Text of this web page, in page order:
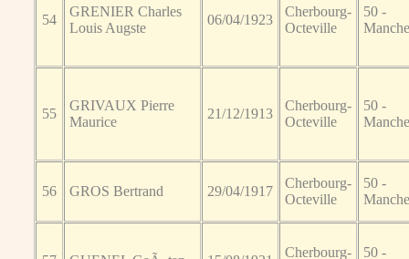
54
GRENIER Charles
Louis Augste
06/04/1923
Cherbourg-
Octeville
50 -
Manche
55
GRIVAUX Pierre
Maurice
21/12/1913
Cherbourg-
Octeville
50 -
Manche
56 GROS Bertrand 29/04/1917
Cherbourg-
Octeville
50 -
Manche
Cherbourg-
50 -